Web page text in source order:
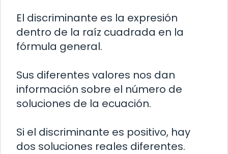
El discriminante es la expresión
dentro de la raíz cuadrada en la
fórmula general.
Sus diferentes valores nos dan
información sobre el número de
soluciones de la ecuación.
Si el discriminante es positivo, hay
dos soluciones reales diferentes.